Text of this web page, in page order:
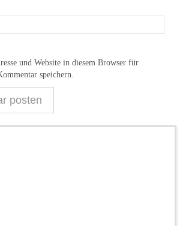
und Website in diesem Browser für
speichern.